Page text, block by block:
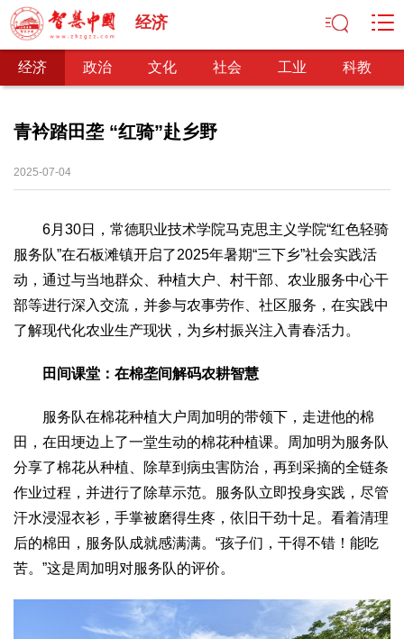
经济
经济 政治 文化 社会 工业 科教
经济
经济观察 产业纵横 区域经济 新锐视点
发展理念
经济转型
供给侧改革
政治
深化改革 依法治国 司法公正 民主政治
观察思考
网文推荐
中华文化 核心价值 文化产业 文化事业
智海钩沉
社会
社会治理 社会保障 城乡发展 民生建设
工业
装备制造 智能制造 制造2025 大国工匠
科教
科技观察 创新前沿 智慧教育 职业教育
青衿踏田垄 “红骑”赴乡野
2025-07-04
6月30日，常德职业技术学院马克思主义学院“红色轻骑
服务队”在石板滩镇开启了2025年暑期“三下乡”社会实践活
动，通过与当地群众、种植大户、村干部、农业服务中心干
部等进行深入交流，并参与农事劳作、社区服务，在实践中
了解现代化农业生产现状，为乡村振兴注入青春活力。
田间课堂：在棉垄间解码农耕智慧
服务队在棉花种植大户周加明的带领下，走进他的棉
田，在田埂边上了一堂生动的棉花种植课。周加明为服务队
分享了棉花从种植、除草到病虫害防治，再到采摘的全链条
作业过程，并进行了除草示范。服务队立即投身实践，尽管
汗水浸湿衣衫，手掌被磨得生疼，依旧干劲十足。看着清理
后的棉田，服务队成就感满满。“孩子们，干得不错！能吃
苦。”这是周加明对服务队的评价。